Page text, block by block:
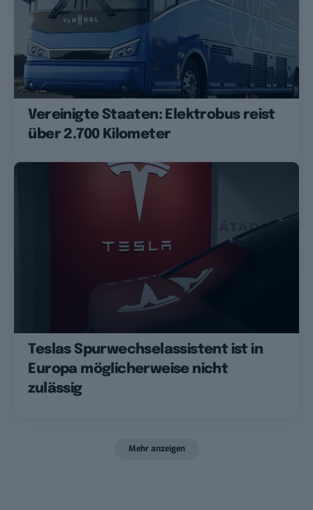
Vereinigte Staaten: Elektrobus reist
über 2.700 Kilometer
Teslas Spurwechselassistent ist in
Europa möglicherweise nicht
zulässig
Mehr anzeigen